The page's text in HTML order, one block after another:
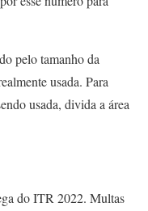
pelo tamanho da
usada. Para
usada, divida a área
do ITR 2022. Multas